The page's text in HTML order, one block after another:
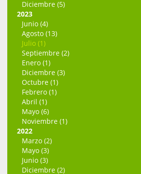
Diciembre (5)
2023
Junio (4)
Agosto (13)
Julio (1)
Septiembre (2)
Enero (1)
Diciembre (3)
Octubre (1)
Febrero (1)
Abril (1)
Mayo (6)
Noviembre (1)
2022
Marzo (2)
Mayo (3)
Junio (3)
Diciembre (2)